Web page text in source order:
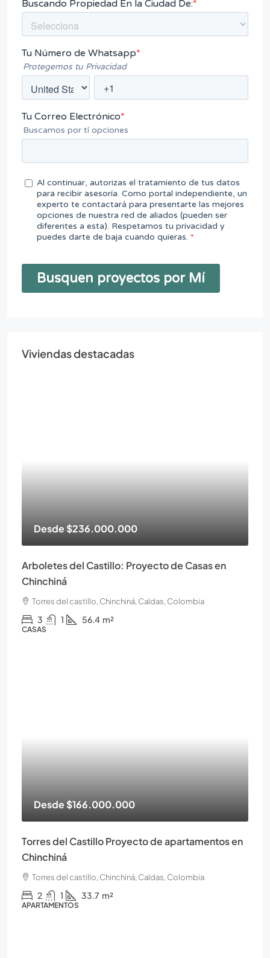
Viviendas destacadas
Desde$236.000.000
Arboletes del Castillo: Proyecto de Casas en
Chinchiná
Torres del castillo, Chinchiná, Caldas, Colombia
3 1 56.4 m²
CASAS
Desde$166.000.000
Torres del Castillo Proyecto de apartamentos en
Chinchiná
Torres del castillo, Chinchiná, Caldas, Colombia
2 1 33.7 m²
APARTAMENTOS